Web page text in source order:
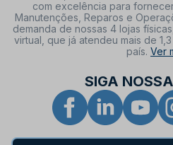
com excelência para
Manutenções, Reparos e
demanda de nossas 4 lojas
virtual, que já atendeu mais de
país. Ver
SIGA